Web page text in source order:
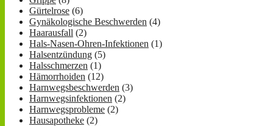
Gürtelrose (6)
Gynäkologische Beschwerden (4)
Haarausfall (2)
Hals-Nasen-Ohren-Infektionen (1)
Halsentzündung (5)
Halsschmerzen (1)
Hämorrhoiden (12)
Harnwegsbeschwerden (3)
Harnwegsinfektionen (2)
Harnwegsprobleme (2)
Hausapotheke (2)